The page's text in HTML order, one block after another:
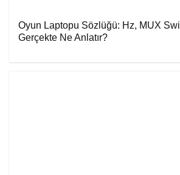
Oyun Laptopu Sözlüğü: Hz, MUX
Gerçekte Ne Anlatır?